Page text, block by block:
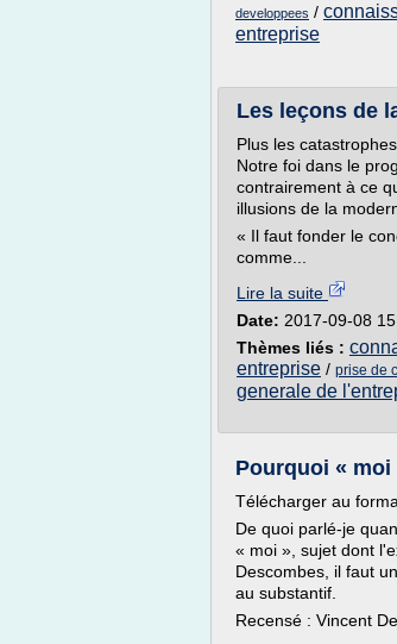
developpees /
entreprise
Les leçons de
Plus les
Notre foi dans le
contrairement à ce
illusions de la
« Il faut fonder le
comme...
Lire la suite
Date: 2017-09-08
Thèmes liés :
entreprise / prise de
generale de
Pourquoi « moi
Télécharger au
De quoi parlé-je
« moi », sujet dont
Descombes, il faut
au substantif.
Recensé : Vincent